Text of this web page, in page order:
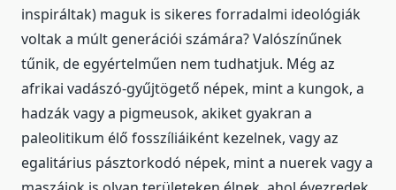
inspiráltak) maguk is sikeres forradalmi ideológiák
voltak a múlt generációi számára? Valószínűnek
tűnik, de egyértelműen nem tudhatjuk. Még az
afrikai vadászó-gyűjtögető népek, mint a kungok, a
hadzák vagy a pigmeusok, akiket gyakran a
paleolitikum élő fosszíliáiként kezelnek, vagy az
egalitárius pásztorkodó népek, mint a nuerek vagy a